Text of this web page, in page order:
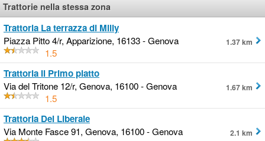
Trattorie nella stessa zona
Trattoria La terrazza di Milly
Piazza Pitto 4/r, Apparizione, 16133 - Genova
1.5
1.37 km
Trattoria Il Primo piatto
Via del Tritone 12/r, Genova, 16100 - Genova
1.5
1.67 km
Trattoria Del Liberale
Via Monte Fasce 91, Genova, 16100 - Genova
2.1 km